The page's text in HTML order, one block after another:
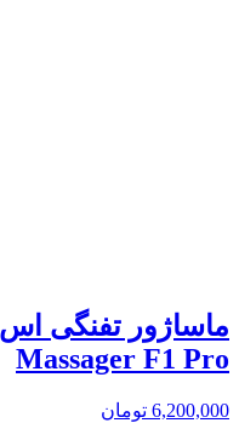
Massager F1 Pro
6,200,000 تومان